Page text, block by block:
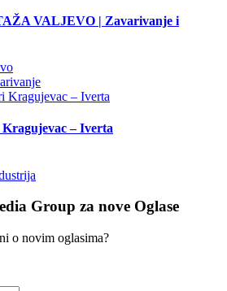
VALJEVO | Zavarivanje i
– Iverta
Group za nove Oglase
o novim oglasima?